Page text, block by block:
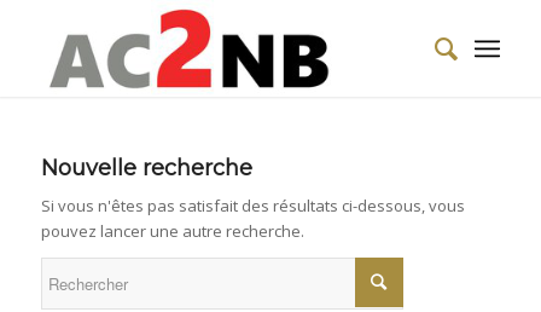
Nouvelle recherche
Si vous n'êtes pas satisfait des résultats ci-dessous, vous
pouvez lancer une autre recherche.